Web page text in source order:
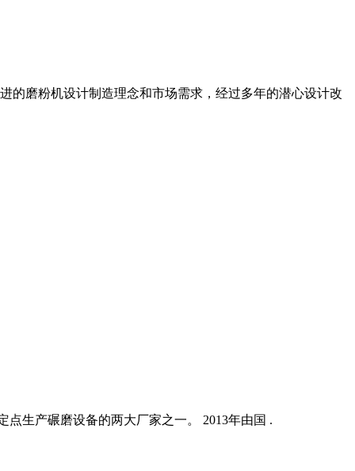
的磨粉机设计制造理念和市场需求，经过多年的潜心设计改
生产碾磨设备的两大厂家之一。 2013年由国 .